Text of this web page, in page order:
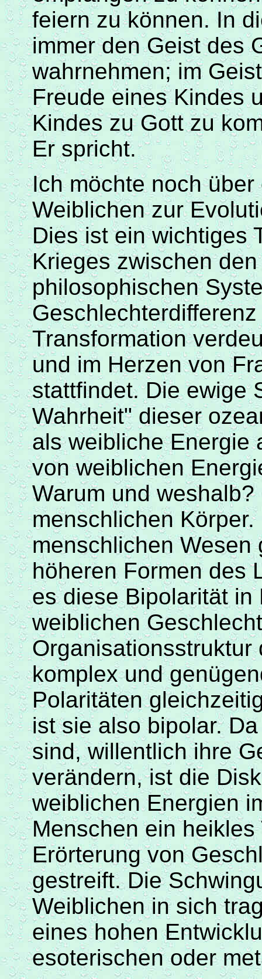
feiern zu können. In
immer den Geist des
wahrnehmen; im
Freude eines Kindes
Kindes zu Gott zu
Er spricht.
Ich möchte noch
Weiblichen zur
Dies ist ein wichtiges
Krieges zwischen
philosophischen
Transformation
und im Herzen von
stattfindet. Die ewige
Wahrheit" dieser
als weibliche Energie
von weiblichen
Warum und
menschlichen
menschlichen
höheren Formen des
es dieseBipolaritätin
weiblichen
komplex und
Polaritäten
ist sie also bipolar.
sind, willentlich ihre
verändern, ist die
weiblichen Energien
Menschen ein
Erörterung von
gestreift. Die
Weiblichen in sich
eines hohen
esoterischen oder